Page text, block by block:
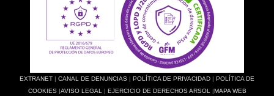
EXTRANET | CANAL DE DENUNCIAS | POLÍTICA DE PRIVACIDAD | POLÍTICA DE
COOKIES|AVISO LEGAL | EJERCICIO DE DERECHOS ARSOL |MAPA WEB